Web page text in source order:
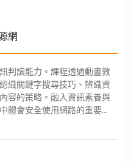
網
判讀能力。課程透過動畫教
識關鍵字搜尋技巧、辨識資
容的策略。融入資訊素養與
體會安全使用網路的重要